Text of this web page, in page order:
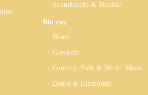
Soundtracks & Musical
Blu ray
Blues
Classical
Country, Folk & World Music
Dance & Electronic